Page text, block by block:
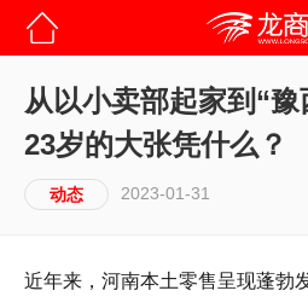
从以小卖部起家到“豫
23岁的大张凭什么？
动态 2023-01-31
近年来，河南本土零售呈现蓬勃